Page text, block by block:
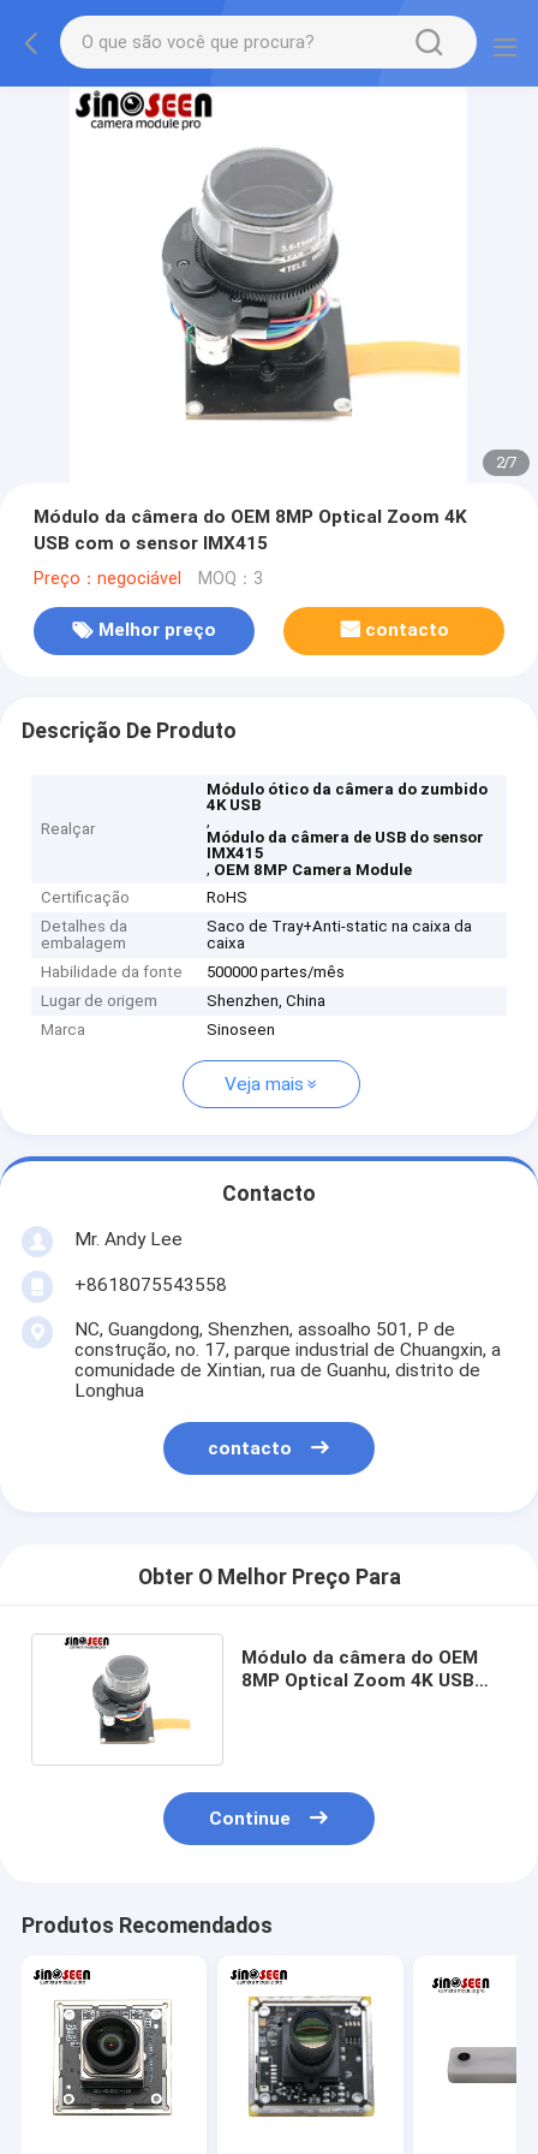
2/7
Módulo da câmera do OEM 8MP Optical Zoom 4K
USB com o sensor IMX415
Preço：negociável MOQ：3
Melhor preço contacto
Descrição De Produto
Realçar
Módulo ótico da câmera do zumbido
4K USB
,
Módulo da câmera de USB do sensor
IMX415
, OEM 8MP Camera Module
Certificação
RoHS
Detalhes da
embalagem
Saco de Tray+Anti-static na caixa da
caixa
Habilidade da fonte
500000 partes/mês
Lugar de origem
Shenzhen, China
Marca
Sinoseen
Veja mais
Contacto
Mr. Andy Lee
+8618075543558
NC, Guangdong, Shenzhen, assoalho 501, P de
construção, no. 17, parque industrial de Chuangxin, a
comunidade de Xintian, rua de Guanhu, distrito de
Longhua
contacto
Obter O Melhor Preço Para
Módulo da câmera do OEM
8MP Optical Zoom 4K USB
Continue
Produtos Recomendados